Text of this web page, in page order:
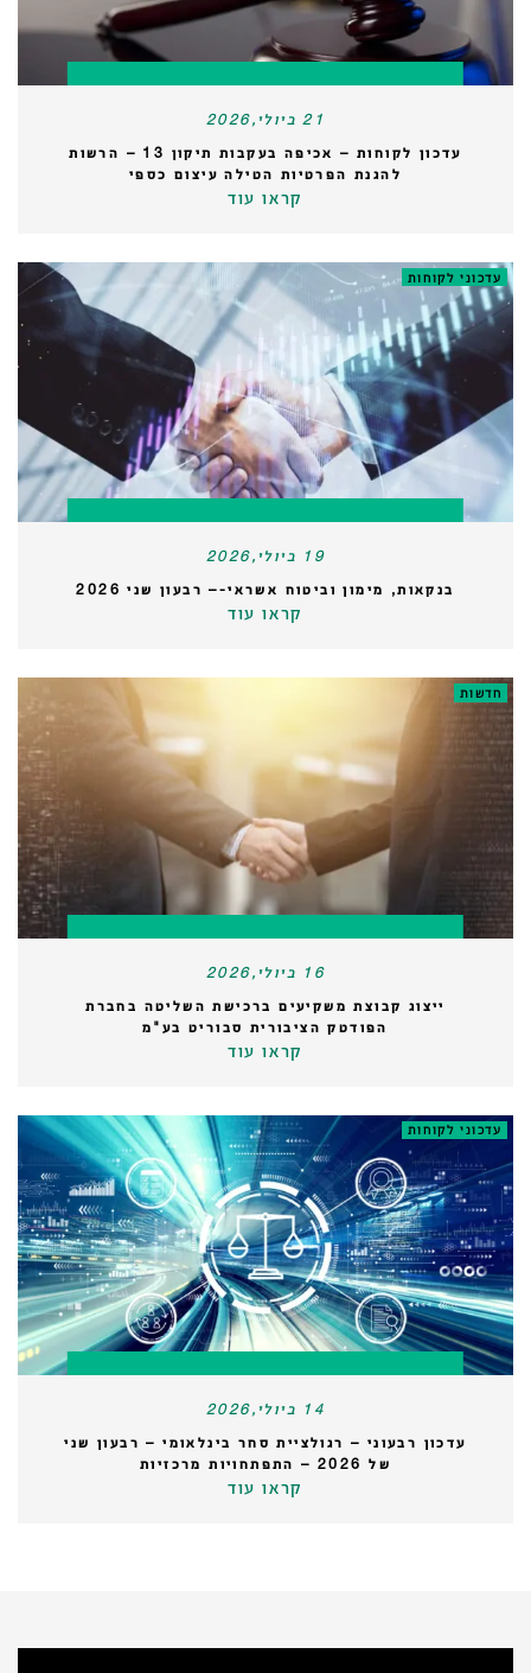
21 ביולי,2026
עדכון לקוחות – אכיפה בעקבות תיקון 13 – הרשות
להגנת הפרטיות הטילה עיצום כספי
קראו עוד
עדכוני לקוחות
19 ביולי,2026
בנקאות, מימון וביטוח אשראי-– רבעון שני 2026
קראו עוד
חדשות
16 ביולי,2026
ייצוג קבוצת משקיעים ברכישת השליטה בחברת
הפודטק הציבורית סבוריט בע"מ
קראו עוד
עדכוני לקוחות
14 ביולי,2026
עדכון רבעוני – רגולציית סחר בינלאומי – רבעון שני
של 2026 – התפתחויות מרכזיות
קראו עוד